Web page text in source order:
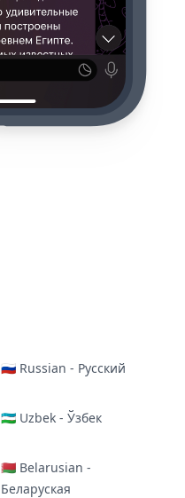
🇷🇺 Russian - Русский
🇺🇿 Uzbek - Ўзбек
🇧🇾 Belarusian -
Беларуская